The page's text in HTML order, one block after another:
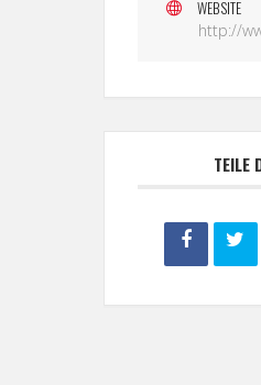
WEBSITE
http://
TEILE